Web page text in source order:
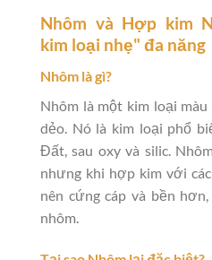
Nhôm và Hợp kim
kim loại nhẹ" đa năng
Nhôm là gì?
Nhôm là một kim loại
dẻo. Nó là kim loại phổ
Đất, sau oxy và silic.
nhưng khi hợp kim với
nên cứng cáp và bền
nhôm.